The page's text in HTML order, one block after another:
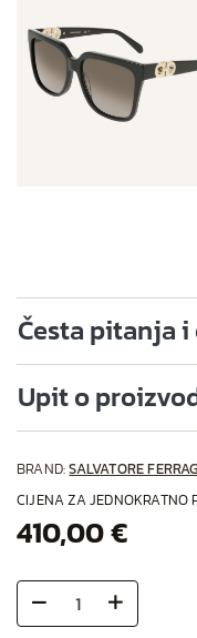
Česta pitanja
Upit o
BRAND:SALVATORE
CIJENA ZA JEDNOKRATNO
410,00 €